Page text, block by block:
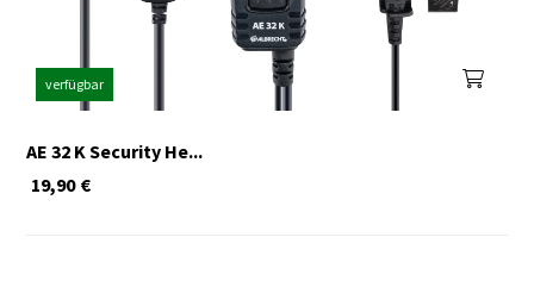
verfügbar
AE 32 K Security He...
€
19,90